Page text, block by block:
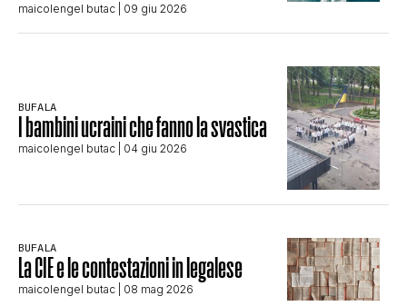
maicolengel butac | 09 giu 2026
BUFALA
I bambini ucraini che fanno la svastica
maicolengel butac | 04 giu 2026
BUFALA
La CIE e le contestazioni in legalese
maicolengel butac | 08 mag 2026